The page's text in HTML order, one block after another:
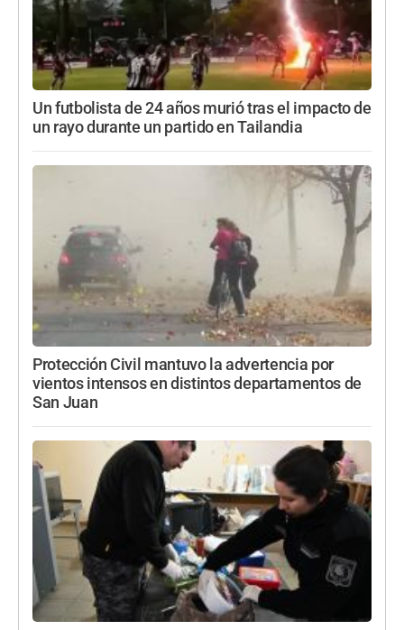
Un futbolista de 24 años murió tras el impacto de
un rayo durante un partido en Tailandia
Protección Civil mantuvo la advertencia por
vientos intensos en distintos departamentos de
San Juan